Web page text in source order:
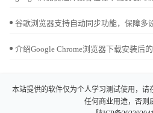
本站提供的软件仅为个人学习测试使用，请
任何商业用途，否则